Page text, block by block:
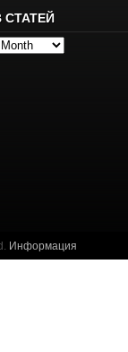
СТАТЕЙ
Информация